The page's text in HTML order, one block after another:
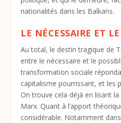
nationalités dans les Balkans.
LE NÉCESSAIRE ET
Au total, le destin tragique de
entre le nécessaire et le
transformation sociale
capitalisme pourrissant, et les
On trouve cela déjà en lisant
Marx. Quant à l’apport
considérable. Notamment dans